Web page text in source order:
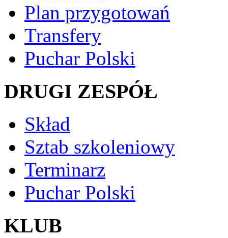
Plan przygotowań
Transfery
Puchar Polski
DRUGI ZESPÓŁ
Skład
Sztab szkoleniowy
Terminarz
Puchar Polski
KLUB